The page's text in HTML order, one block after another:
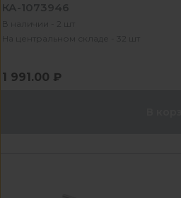
КА-1073946
В наличии - 2 шт
На центральном складе - 32 шт
1 991.00 ₽